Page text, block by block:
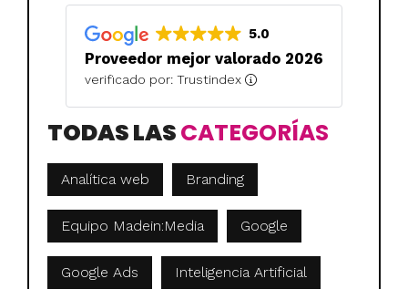
5.0
Proveedor mejor valorado 2026
verificado por: Trustindex
TODAS LASCATEGORÍAS
Analítica web Branding
Equipo Madein:Media Google
Google Ads Inteligencia Artificial